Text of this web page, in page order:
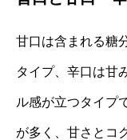
甘口は含まれる糖
タイプ、辛口は甘
ル感が立つタイプ
が多く、甘さとコ